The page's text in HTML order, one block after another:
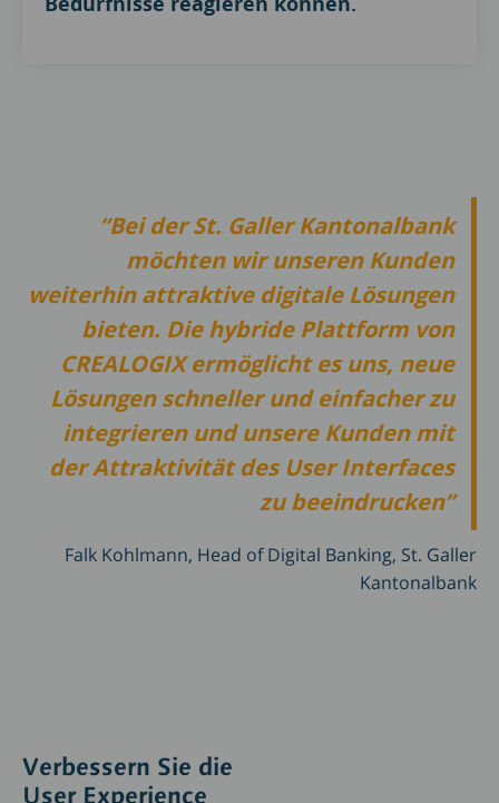
Bei der St. Galler Kantonalbank
möchten wir unseren Kunden
weiterhin attraktive digitale Lösungen
bieten. Die hybride Plattform von
CREALOGIX ermöglicht es uns, neue
Lösungen schneller und einfacher zu
integrieren und unsere Kunden mit
der Attraktivität des User Interfaces
zu beeindrucken
Falk Kohlmann, Head of Digital Banking, St. Galler
Kantonalbank
Verbessern Sie die
User Experience